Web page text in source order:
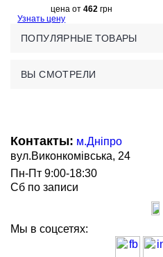
цена от 462грн
Узнать цену
ПОПУЛЯРНЫЕ ТОВАРЫ
ВЫ СМОТРЕЛИ
Контакты: м.Дніпро
вул.Виконкомівська, 24
Пн-Пт 9:00-18:30
Сб по записи
Мы в соцсетях: